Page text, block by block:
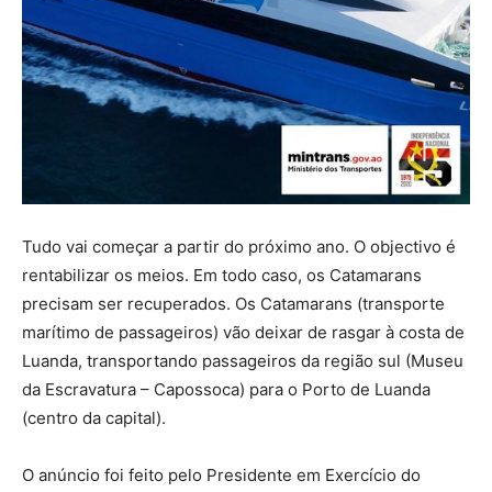
Tudo vai começar a partir do próximo ano. O objectivo é
rentabilizar os meios. Em todo caso, os Catamarans
precisam ser recuperados. Os Catamarans (transporte
marítimo de passageiros) vão deixar de rasgar à costa de
Luanda, transportando passageiros da região sul (Museu
da Escravatura – Capossoca) para o Porto de Luanda
(centro da capital).
O anúncio foi feito pelo Presidente em Exercício do